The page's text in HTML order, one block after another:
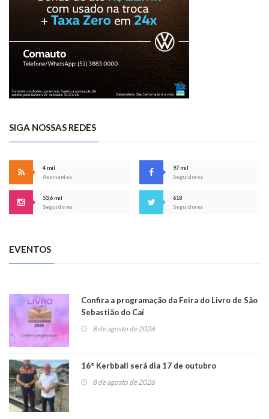
SIGA NOSSAS REDES
4 mil
Assinantes
97 mil
Seguidores
53,6 mil
Seguidores
618
Seguidores
EVENTOS
Confira a programação da Feira do Livro de São
Sebastião do Caí
8 de agosto de 2026
16° Kerbball será dia 17 de outubro
8 de agosto de 2026